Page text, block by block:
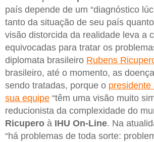
país depende de um “diagnóstico
tanto da situação de seu país
visão distorcida da realidade leva a
equivocadas para tratar os
diplomata brasileiro Rubens
brasileiro, até o momento, as
sendo tratadas, porque o presidente
sua equipe “têm uma visão muito
reducionista da complexidade do
Ricupero à IHU On-Line. Na
“há problemas de toda sorte: